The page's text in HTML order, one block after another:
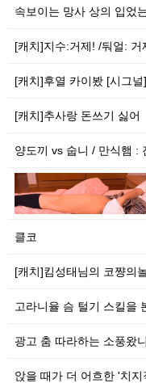
속보이는 망사 상의 입었
[캐치]지수:거제! /둬얼: 거
[캐치]후열 카이봤 [시그널]
[캐치]추사랑 돈쓰기 싫어
양도끼 vs 숩니 / 만식햄 :
클코
[캐치]킴성태님의 코쨩의
고라니율 슴 털기 스킬을
광고 춤 따라하는 소풍왔니
앉을 때가 더 어흐한 '치지